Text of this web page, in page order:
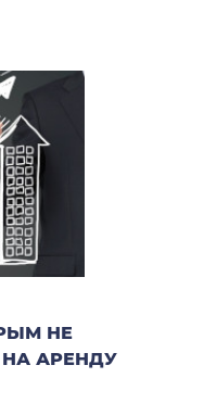
НЕ
АРЕНДУ